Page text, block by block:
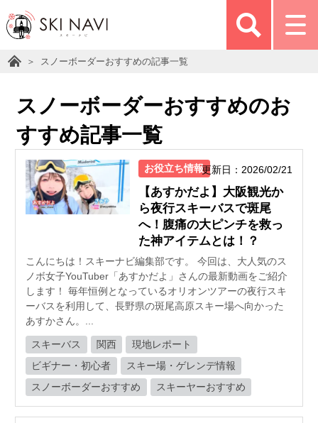
スノーボーダーおすすめの記事一覧
スノーボーダーおすすめのお
すすめ記事一覧
お役立ち情報更新日：2026/02/21
【あすかだよ】大阪観光か
ら夜行スキーバスで斑尾
へ！腹痛の大ピンチを救っ
た神アイテムとは！？
こんにちは！スキーナビ編集部です。 今回は、大人気のス
ノボ女子YouTuber「あすかだよ」さんの最新動画をご紹介
します！ 毎年恒例となっているオリオンツアーの夜行スキ
ーバスを利用して、長野県の斑尾高原スキー場へ向かった
あすかさん。...
スキーバス 関西
現地レポート
ビギナー・初心者
スキー場・ゲレンデ情報
スノーボーダーおすすめ
スキーヤーおすすめ